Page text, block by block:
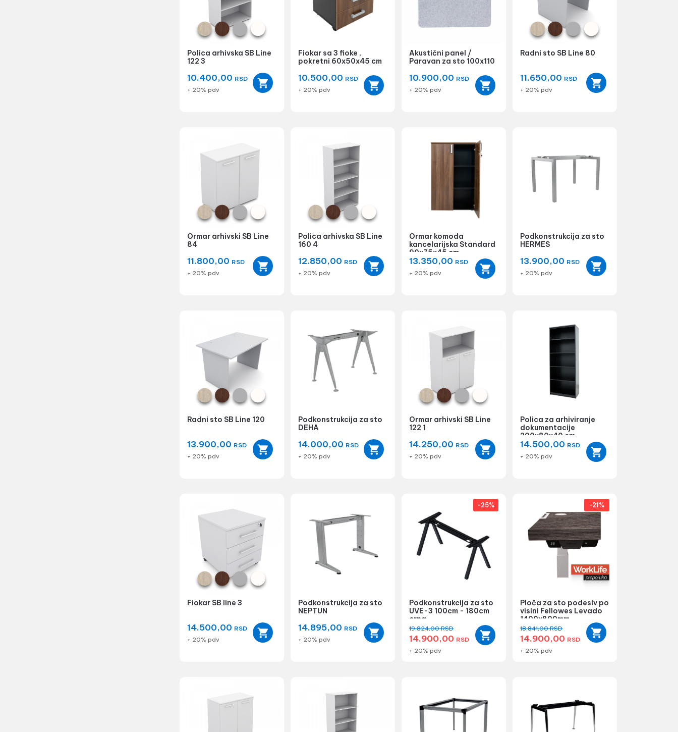
Polica arhivska SB Line
122 3
10.400,00 RSD
+ 20% pdv
Fiokar sa 3 fioke ,
pokretni 60x50x45 cm
10.500,00 RSD
+ 20% pdv
Akustični panel /
Paravan za sto 100x110
10.900,00 RSD
+ 20% pdv
Radni sto SB Line 80
11.650,00 RSD
+ 20% pdv
Ormar arhivski SB Line
84
11.800,00 RSD
+ 20% pdv
Polica arhivska SB Line
160 4
12.850,00 RSD
+ 20% pdv
Ormar komoda
kancelarijska Standard
90x75x45 cm
13.350,00 RSD
+ 20% pdv
Podkonstrukcija za sto
HERMES
13.900,00 RSD
+ 20% pdv
Radni sto SB Line 120
13.900,00 RSD
+ 20% pdv
Podkonstrukcija za sto
DEHA
14.000,00 RSD
+ 20% pdv
Ormar arhivski SB Line
122 1
14.250,00 RSD
+ 20% pdv
Polica za arhiviranje
dokumentacije
200x80x40 cm
14.500,00 RSD
+ 20% pdv
Fiokar SB line 3
14.500,00 RSD
+ 20% pdv
Podkonstrukcija za sto
NEPTUN
14.895,00 RSD
+ 20% pdv
Podkonstrukcija za sto
UVE-3 100cm - 180cm
crna
19.824,00RSD
14.900,00 RSD
-25%
+ 20% pdv
Ploča za sto podesiv po
visini Fellowes Levado
1400x800mm
18.841,00RSD
14.900,00 RSD
-21%
+ 20% pdv